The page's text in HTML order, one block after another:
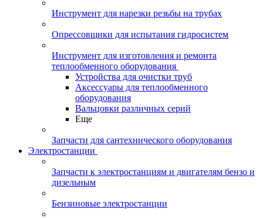
Инструмент для нарезки резьбы на трубах
Опрессовщики для испытания гидросистем
Инструмент для изготовления и ремонта
теплообменного оборудования
Устройства для очистки труб
Аксессуары для теплообменного
оборудования
Вальцовки различных серий
Еще
Запчасти для сантехнического оборудования
Электростанции
Запчасти к электростанциям и двигателям бензо и
дизельным
Бензиновые электростанции